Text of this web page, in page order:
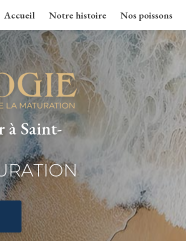
Accueil Notre histoire Nos poissons
à Saint-